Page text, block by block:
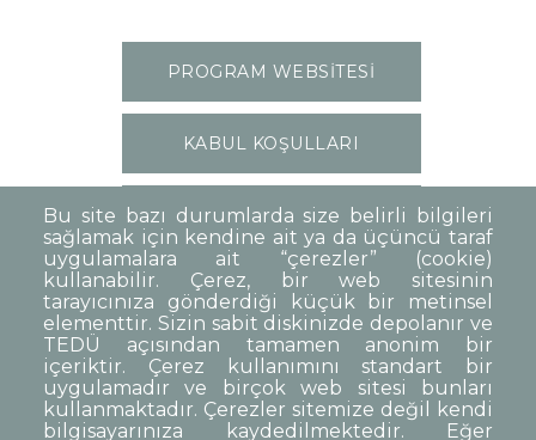
PROGRAM WEBSİTESİ
KABUL KOŞULLARI
ŞİMDİ BAŞVUR
Bu site bazı durumlarda size belirli bilgileri
sağlamak için kendine ait ya da üçüncü taraf
uygulamalara ait “çerezler” (cookie)
kullanabilir. Çerez, bir web sitesinin
tarayıcınıza gönderdiği küçük bir metinsel
elementtir. Sizin sabit diskinizde depolanır ve
TEDÜ açısından tamamen anonim bir
içeriktir. Çerez kullanımını standart bir
uygulamadır ve birçok web sitesi bunları
kullanmaktadır. Çerezler sitemize değil kendi
bilgisayarınıza kaydedilmektedir. Eğer
Dipnot
Sıkça Sorulan Sorular
Kişisel Verilerin Korunması
Gizlilik Politikası
Sorumluluk Reddi